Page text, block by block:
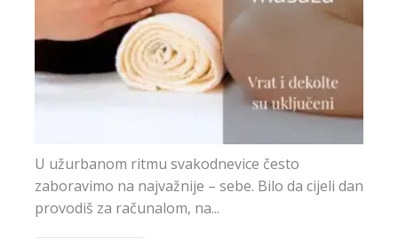
U užurbanom ritmu svakodnevice često
zaboravimo na najvažnije – sebe. Bilo da cijeli dan
provodiš za računalom, na...